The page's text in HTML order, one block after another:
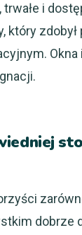
i
który
Okna
dobrze